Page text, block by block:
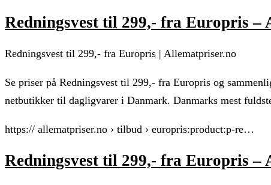
Redningsvest til 299,- fra Europris –
Redningsvest til 299,- fra Europris | Allematpriser.no
Se priser på Redningsvest til 299,- fra Europris og
netbutikker til dagligvarer i Danmark. Danmarks mest
https:// allematpriser.no › tilbud › europris:product:p-re…
Redningsvest til 299,- fra Europris –